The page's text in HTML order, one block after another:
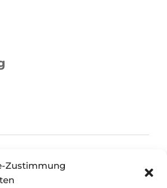
Zustimmung
deinen Wunschkurs zu buchen:
Tickets aus und drücke den